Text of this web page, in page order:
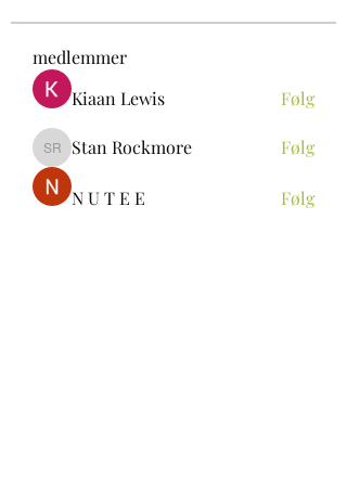
medlemmer
Kiaan Lewis
Følg
Stan Rockmore
Stan Rockmore Følg
N U T E E Følg